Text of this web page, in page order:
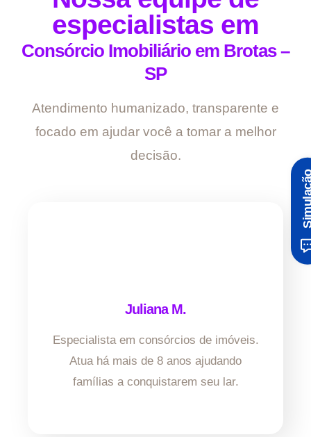
especialistas em
Consórcio Imobiliário em Brotas –
SP
Atendimento humanizado, transparente e
focado em ajudar você a tomar a melhor
decisão.
Juliana M.
Especialista em consórcios de imóveis.
Atua há mais de 8 anos ajudando
famílias a conquistarem seu lar.